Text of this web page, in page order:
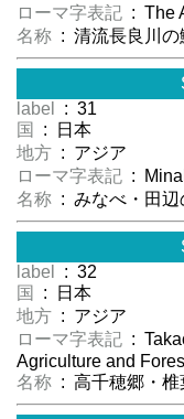
ローマ字表記 : The
名称 : 清流長良川の
label
: 31
国
: 日本
地方 : アジア
ローマ字表記 :
名称 : みなべ・田辺
label
: 32
国
: 日本
地方 : アジア
ローマ字表記 :
Agriculture and
名称 : 高千穂郷・椎